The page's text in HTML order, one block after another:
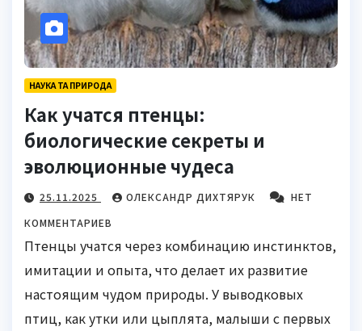
НАУКА ТА ПРИРОДА
Как учатся птенцы:
биологические секреты и
эволюционные чудеса
25.11.2025 ОЛЕКСАНДР ДИХТЯРУК
НЕТ
КОММЕНТАРИЕВ
Птенцы учатся через комбинацию инстинктов,
имитации и опыта, что делает их развитие
настоящим чудом природы. У выводковых
птиц, как утки или цыплята, малыши с первых